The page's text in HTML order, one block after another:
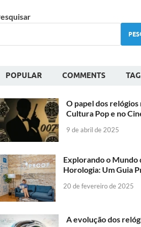
POPULAR COMMENTS
O papel dos relógios
Cultura Pop e no
9 de abril de 2025
Explorando o Mundo
Horologia: Um Guia
20 de fevereiro de 2025
A evolução dos